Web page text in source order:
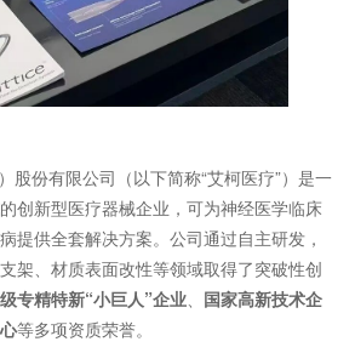
股份有限公司（以下简称“艾柯医疗”）是一
的创新型医疗器械企业，可为神经医学临床
提供全套解决方案。公司通过自主研发，
架、材质表面改性等领域取得了突破性创
专精特新“小巨人”企业
国家高新技术企
等多项资质荣誉。